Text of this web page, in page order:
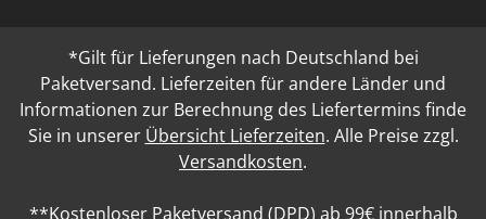
*Gilt für Lieferungen nach Deutschland bei
Paketversand. Lieferzeiten für andere Länder und
Informationen zur Berechnung des Liefertermins finde
Sie in unserer Übersicht Lieferzeiten. Alle Preise zzgl.
Versandkosten.
**Kostenloser Paketversand (DPD) ab 99€ innerhalb